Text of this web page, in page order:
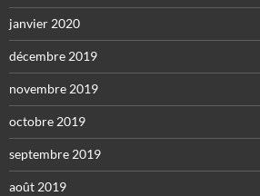
janvier 2020
décembre 2019
novembre 2019
octobre 2019
septembre 2019
août 2019